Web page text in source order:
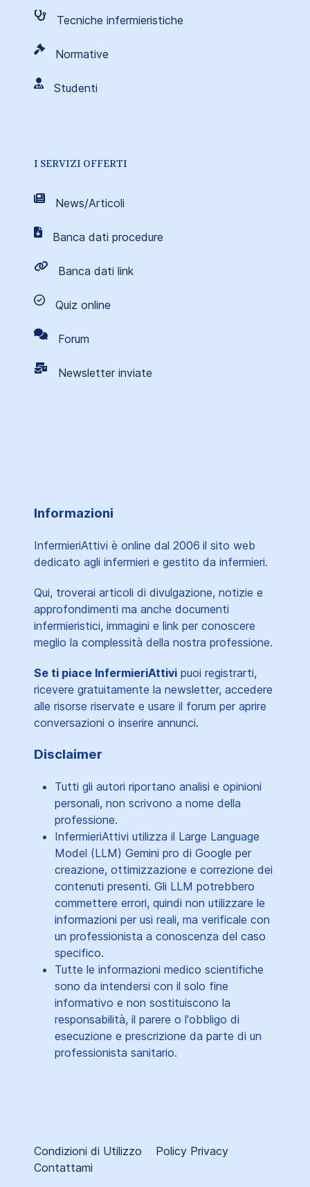
Tecniche infermieristiche
Normative
Studenti
I SERVIZI OFFERTI
News/Articoli
Banca dati procedure
Banca dati link
Quiz online
Forum
Newsletter inviate
Informazioni
InfermieriAttivi è online dal 2006 il sito web
dedicato agli infermieri e gestito da infermieri.
Qui, troverai articoli di divulgazione, notizie e
approfondimenti ma anche documenti
infermieristici, immagini e link per conoscere
meglio la complessità della nostra professione.
Se ti piace InfermieriAttivi puoi registrarti,
ricevere gratuitamente la newsletter, accedere
alle risorse riservate e usare il forum per aprire
conversazioni o inserire annunci.
Disclaimer
Tutti gli autori riportano analisi e opinioni
personali, non scrivono a nome della
professione.
InfermieriAttivi utilizza il Large Language
Model (LLM) Gemini pro di Google per
creazione, ottimizzazione e correzione dei
contenuti presenti. Gli LLM potrebbero
commettere errori, quindi non utilizzare le
informazioni per usi reali, ma verificale con
un professionista a conoscenza del caso
specifico.
Tutte le informazioni medico scientifiche
sono da intendersi con il solo fine
informativo e non sostituiscono la
responsabilità, il parere o l'obbligo di
esecuzione e prescrizione da parte di un
professionista sanitario.
Condizioni di Utilizzo
Policy Privacy
Contattami